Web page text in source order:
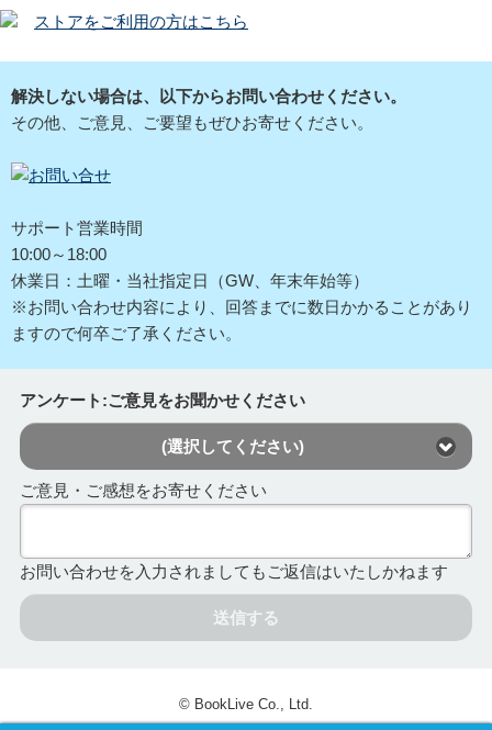
ストアをご利用の方はこちら
解決しない場合は、以下からお問い合わせください。
その他、ご意見、ご要望もぜひお寄せください。
サポート営業時間
10:00～18:00
休業日：土曜・当社指定日（GW、年末年始等）
※お問い合わせ内容により、回答までに数日かかることがあり
ますので何卒ご了承ください。
アンケート:ご意見をお聞かせください
(選択してください)
ご意見・ご感想をお寄せください
お問い合わせを入力されましてもご返信はいたしかねます
送信する
© BookLive Co., Ltd.